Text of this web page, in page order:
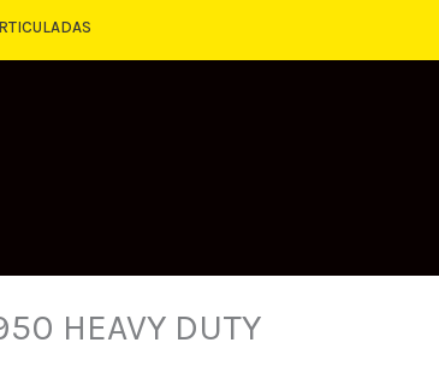
HEAVY DUTY